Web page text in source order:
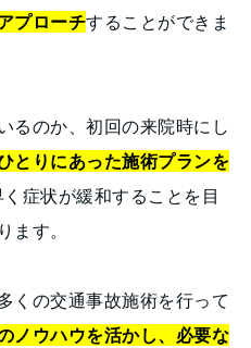
プローチすることができま
るのか、初回の来院時にし
とりにあった施術プランを
症状が緩和することを目
ます。
くの交通事故施術を行って
ノウハウを活かし、必要な